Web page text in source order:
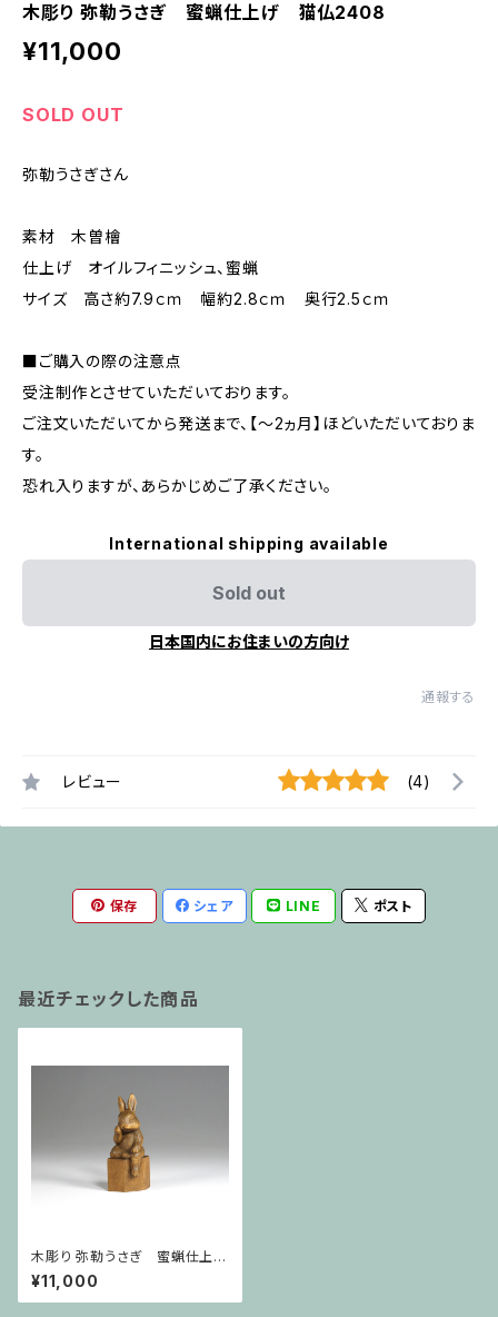
木彫り 弥勒うさぎ 蜜蝋仕上げ 猫仏2408
¥11,000
SOLD OUT
弥勒うさぎさん
素材 木曽檜
仕上げ オイルフィニッシュ、蜜蝋
サイズ 高さ約7.9ｃｍ 幅約2.8ｃｍ 奥行2.5ｃｍ
■ご購入の際の注意点
受注制作とさせていただいております。
ご注文いただいてから発送まで、【～2ヵ月】ほどいただいておりま
す。
恐れ入りますが、あらかじめご了承ください。
International shipping available
Sold out
日本国内にお住まいの方向け
通報する
レビュー (4)
保存 シェア LINE ポスト
最近チェックした商品
木彫り 弥勒うさぎ 蜜蝋仕上
げ 猫仏2408
¥11,000